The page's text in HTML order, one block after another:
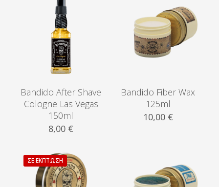
Bandido After Shave
Cologne Las Vegas
150ml
8,00 €
Bandido Fiber Wax
125ml
10,00 €
ΣΕ ΈΚΠΤΩΣΗ